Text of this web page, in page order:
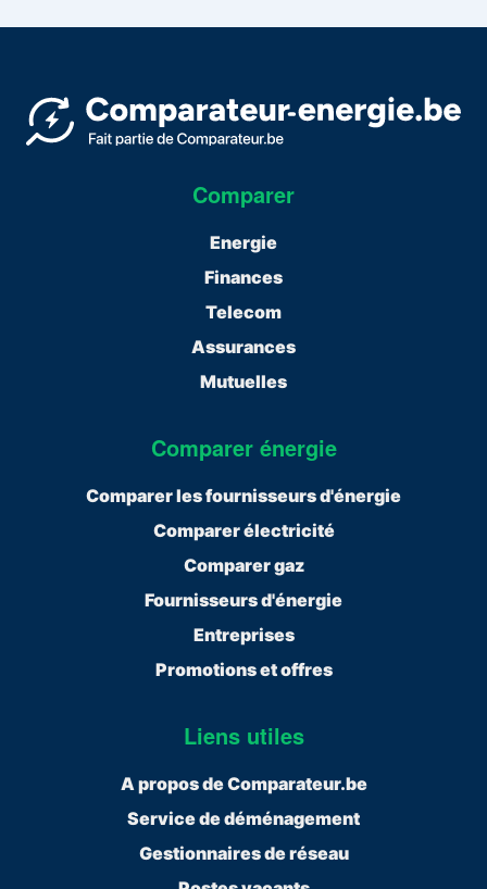
Comparer
Energie
Finances
Telecom
Assurances
Mutuelles
Comparer énergie
Comparer les fournisseurs d'énergie
Comparer électricité
Comparer gaz
Fournisseurs d'énergie
Entreprises
Promotions et offres
Liens utiles
A propos de Comparateur.be
Service de déménagement
Gestionnaires de réseau